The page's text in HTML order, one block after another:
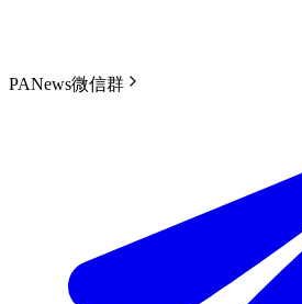
PANews微信群